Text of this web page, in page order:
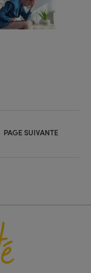
PAGE SUIVANTE